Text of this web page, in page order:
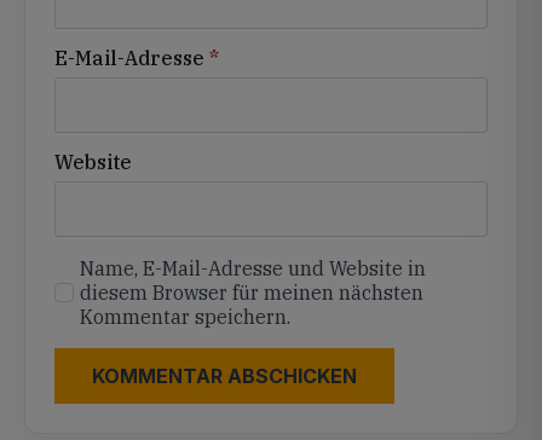
E-Mail-Adresse *
Website
Name, E-Mail-Adresse und Website in
diesem Browser für meinen nächsten
Kommentar speichern.